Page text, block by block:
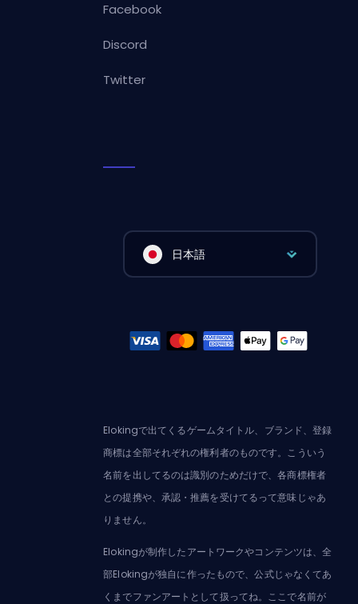
Facebook
Discord
Twitter
日本語
Elokingで出てくるゲームタイトル、ブランド、登録
商標は全部それぞれの権利者のものです。こういう
名前を出してるのは識別のためだけで、各商標権者
との提携や、承認・推薦を受けてるって意味じゃあ
りません。
Elokingが制作したアートワークやコンテンツは、全
部Elokingが独自に作ったもので、公式じゃなくてあ
くまでファンアートとして扱ってね。ここで名前が